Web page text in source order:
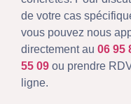
de votre cas
vous pouvez nous
directement au 06 95
55 09 ou prendre
ligne.